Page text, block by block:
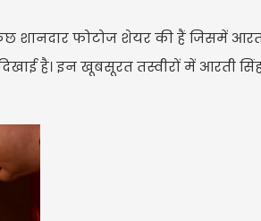
शानदार फोटोज शेयर की हैं जिसमें
है। इन खूबसूरत तस्वीरों में आरती